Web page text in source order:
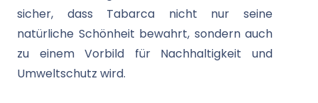
sicher, dass Tabarca nicht nur seine
natürliche Schönheit bewahrt, sondern auch
zu einem Vorbild für Nachhaltigkeit und
Umweltschutz wird.